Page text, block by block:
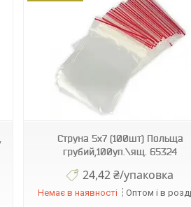
Струна 5х7 (100шт) Польща
грубий,100уп.\ящ. 65324
24,42 ₴/упаковка
Немає в наявності Оптом і в